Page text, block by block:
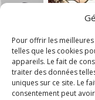
Pour offrir les
telles que les cookies
appareils. Le fait de
traiter des données
uniques sur ce site. Le
consentement peut